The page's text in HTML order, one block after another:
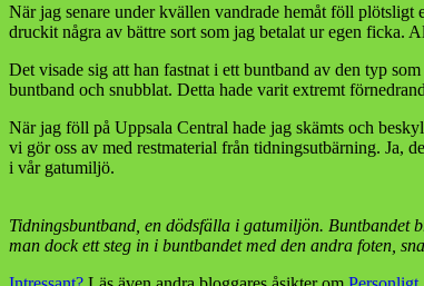
När jag senare under kvällen vandrade hemåt föll
druckit några av bättre sort som jag betalat ur egen ficka.
Det visade sig att han fastnat i ett buntband av den typ
buntband och snubblat. Detta hade varit extremt
När jag föll på Uppsala Central hade jag skämts och
vi gör oss av med restmaterial från tidningsutbärning. Ja,
i vår gatumiljö.
Tidningsbuntband, en dödsfälla i gatumiljön. Buntbandet
man dock ett steg in i buntbandet med den andra foten,